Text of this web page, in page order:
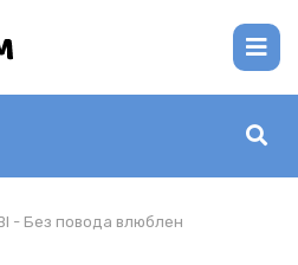
- Без повода влюблен